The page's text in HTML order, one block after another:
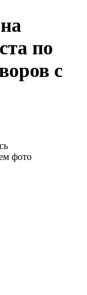
по
с
фото